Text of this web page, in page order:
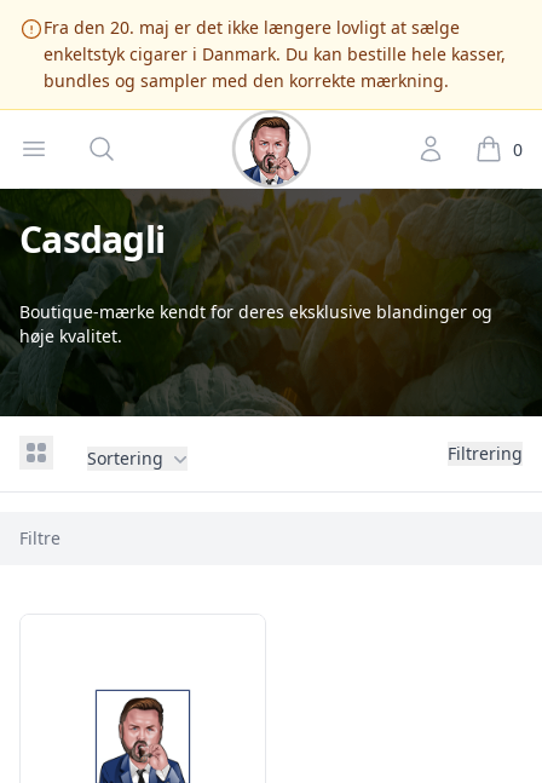
Fra den 20. maj er det ikke længere lovligt at sælge
enkeltstyk cigarer i Danmark. Du kan bestille hele kasser,
bundles og sampler med den korrekte mærkning.
Open menu
Søg
Cigarshop.dk
Account
0
Casdagli
Boutique-mærke kendt for deres eksklusive blandinger og
høje kvalitet.
View gridSortering Filtrering
Filtre, aktive